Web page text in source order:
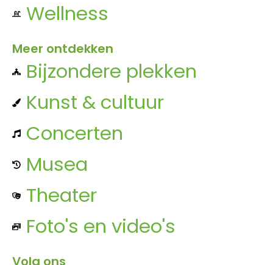
Wellness
Meer ontdekken
Bijzondere plekken
Kunst & cultuur
Concerten
Musea
Theater
Foto's en video's
Volg ons